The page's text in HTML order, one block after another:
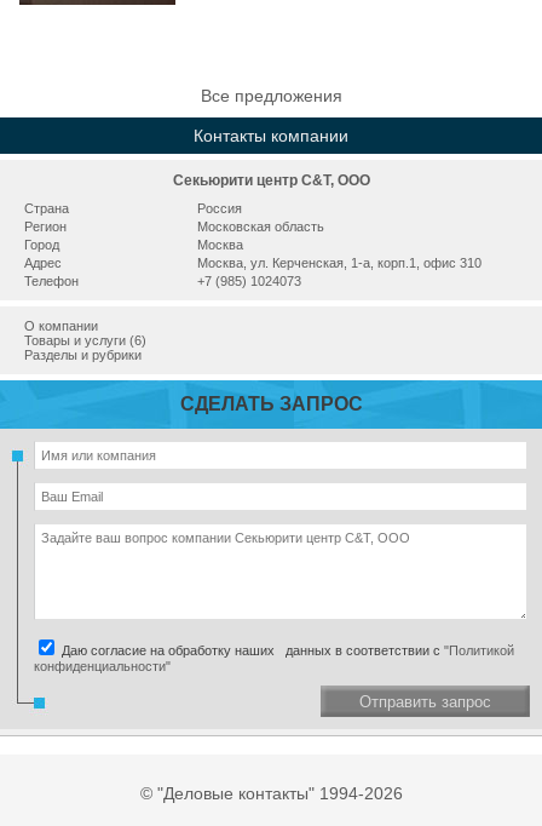
Все предложения
Контакты компании
Секьюрити центр С&Т, ООО
Страна
Россия
Регион
Московская область
Город
Москва
Адрес
Москва, ул. Керченская, 1-а, корп.1, офис 310
Телефон
+7 (985) 1024073
О компании
Товары и услуги (6)
Разделы и рубрики
СДЕЛАТЬ ЗАПРОС
Даю согласие на обработку наших данных в соответствии с "Политикой
конфиденциальности"
Отправить запрос
© "Деловые контакты" 1994-2026